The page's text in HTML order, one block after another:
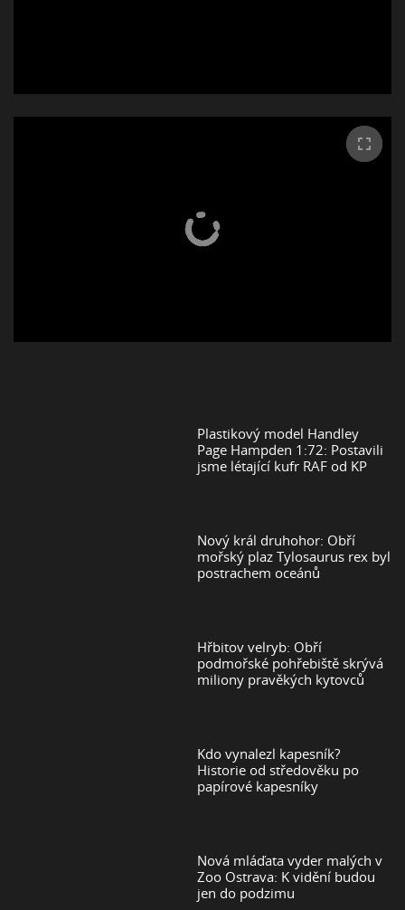
Plastikový model Handley
Page Hampden 1:72: Postavili
jsme létající kufr RAF od KP
Nový král druhohor: Obří
mořský plaz Tylosaurus rex byl
postrachem oceánů
Hřbitov velryb: Obří
podmořské pohřebiště skrývá
miliony pravěkých kytovců
Kdo vynalezl kapesník?
Historie od středověku po
papírové kapesníky
Nová mláďata vyder malých v
Zoo Ostrava: K vidění budou
jen do podzimu